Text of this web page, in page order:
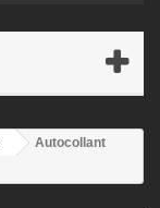
Autocollant